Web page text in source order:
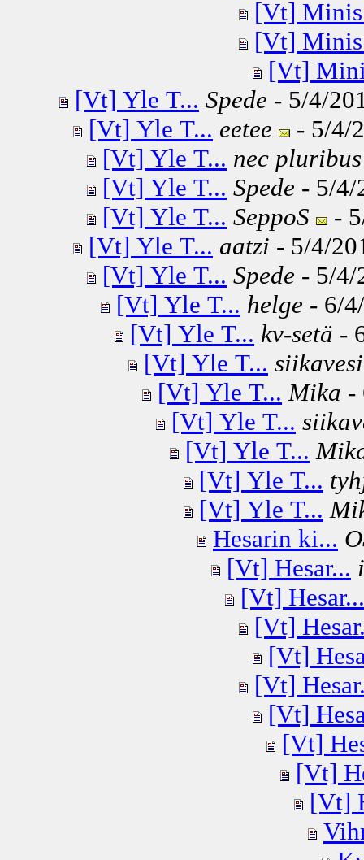
[Vt]
[Vt]
[Vt]
[Vt] Yle T... Spede - 5/4/
[Vt] Yle T... eetee
- 5/4/
[Vt] Yle T... nec
[Vt] Yle T... Spede - 5/4/
[Vt] Yle T... SeppoS
-
[Vt] Yle T... aatzi - 5/4/
[Vt] Yle T... Spede - 5/4/
[Vt] Yle T... helge - 6/
[Vt] Yle T... kv-setä -
[Vt] Yle T... siikavesi
[Vt] Yle T... Mika -
[Vt] Yle T...
[Vt] Yle T...
[Vt] Yle T...
[Vt] Yle T...
Hesarin ki...
[Vt] Hesar...
[Vt] Hesar...
[Vt]
[Vt]
[Vt]
[Vt]
[Vt]
[Vt]
[Vt]